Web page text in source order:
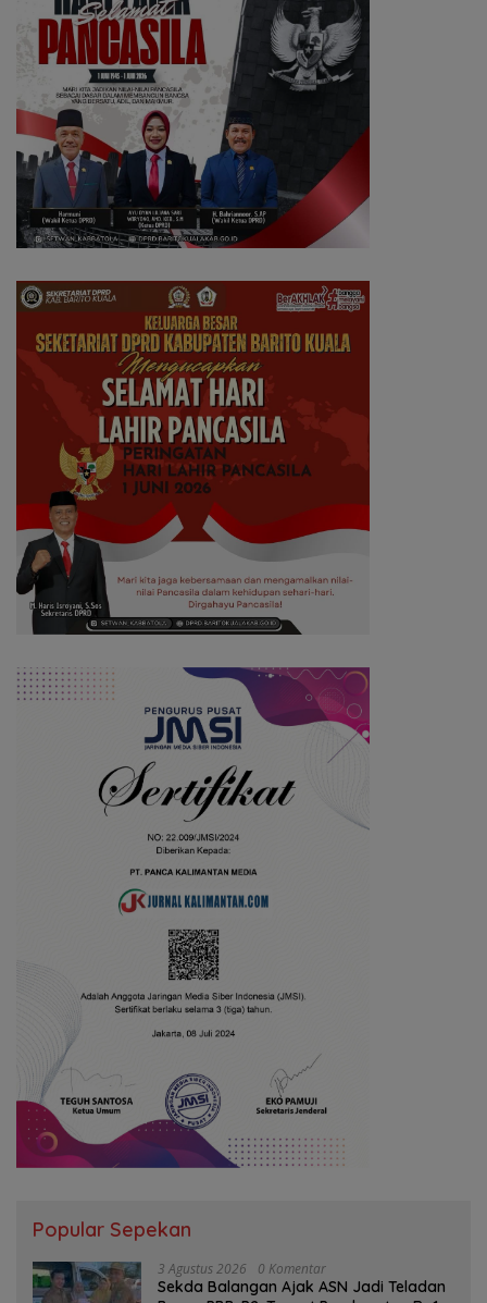
Popular Sepekan
3 Agustus 2026 0 Komentar
Sekda Balangan Ajak ASN Jadi Teladan